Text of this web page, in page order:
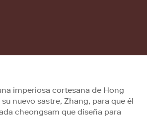
imperiosa cortesana de Hong
nuevo sastre, Zhang, para que él
cheongsam que diseña para